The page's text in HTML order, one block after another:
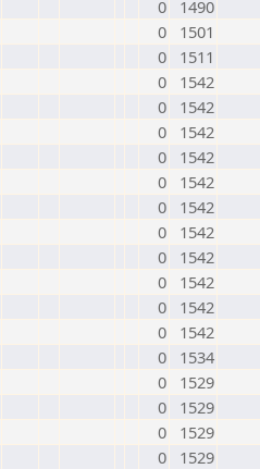
0
1490
0
1501
0
1511
0
1542
0
1542
0
1542
0
1542
0
1542
0
1542
0
1542
0
1542
0
1542
0
1542
0
1542
0
1534
0
1529
0
1529
0
1529
0
1529